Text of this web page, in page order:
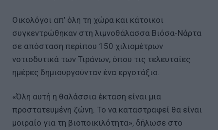
Οικολόγοι απ’ όλη τη χώρα και κάτοικοι
συγκεντρώθηκαν στη λιμνοθάλασσα Βιόσα-Νάρτα
σε απόσταση περίπου 150 χιλιομέτρων
νοτιοδυτικά των Τιράνων, όπου τις τελευταίες
ημέρες δημιουργούνταν ένα εργοτάξιο.
«Όλη αυτή η θαλάσσια έκταση είναι μια
προστατευμένη ζώνη. Το να καταστραφεί θα είναι
μοιραίο για τη βιοποικιλότητα», δήλωσε στο